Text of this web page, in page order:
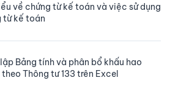
về chứng từ kế toán và việc sử dụng
từ kế toán
Bảng tính và phân bổ khấu hao
Thông tư 133 trên Excel